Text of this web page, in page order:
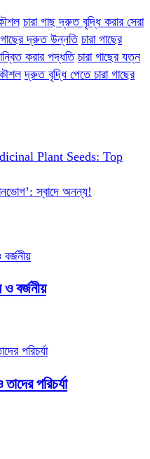
চারা গাছ দ্রুত বৃদ্ধি করার সেরা
গাছের দ্রুত উন্নতি চারা গাছের
করার পদ্ধতি চারা গাছের যত্ন
দ্রুত বৃদ্ধি পেতে চারা গাছের
Plant Seeds: Top
স্বাদে অনন্য!
বর্জনীয়
পরিচর্যা